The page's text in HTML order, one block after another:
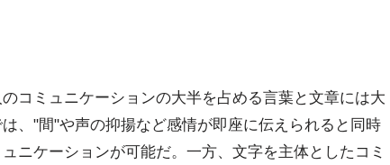
コミュニケーションの大半を占める言葉と文章には大
、"間"や声の抑揚など感情が即座に伝えられると同時
ニケーションが可能だ。一方、文字を主体としたコミ